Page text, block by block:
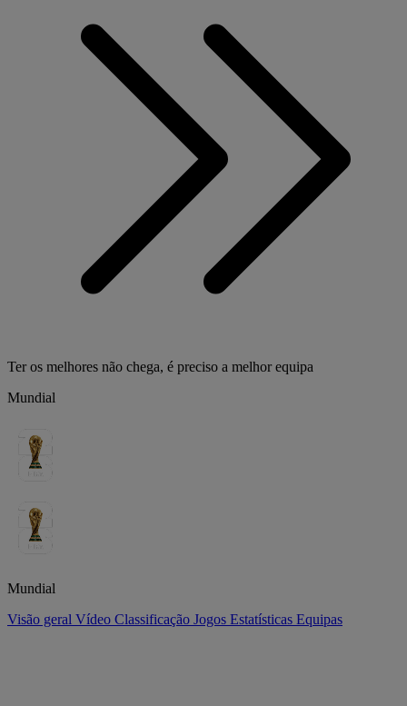
Ter os melhores não chega, é preciso a melhor equipa
Mundial
Mundial
Visão geral Vídeo Classificação Jogos Estatísticas Equipas